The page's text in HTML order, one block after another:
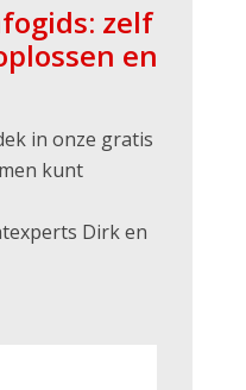
zelf
en
in onze gratis
kunt
Dirk en